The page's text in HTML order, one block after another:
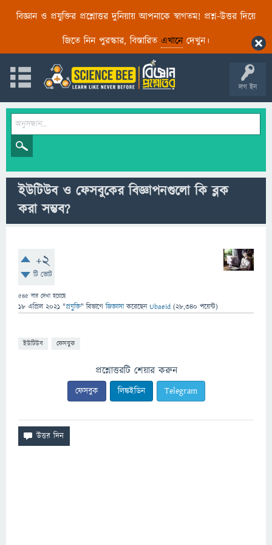
বিজ্ঞান ও প্রযুক্তির প্রশ্নোত্তর দুনিয়ায় আপনাকে স্বাগতম! প্রশ্ন-উত্তর দিয়ে
জিতে নিন পুরস্কার, বিস্তারিত এখানেদেখুন।
লগ ইন
ইউটিউব ও ফেসবুকের বিজ্ঞাপনগুলো কি ব্লক
করা সম্ভব?
+2
টি ভোট
545 বার দেখা হয়েছে
18 এপ্রিল 2021 "প্রযুক্তি" বিভাগে জিজ্ঞাসাকরেছেনUbaeid (28,340 পয়েন্ট)
ইউটিউব ফেসবুক
প্রশ্নোত্তরটি শেয়ার করুন
ফেসবুক লিঙ্কইডিন Telegram